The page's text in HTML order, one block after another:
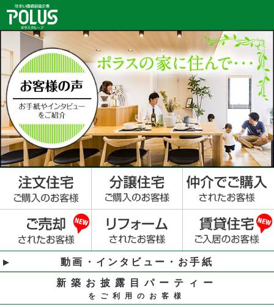
動画・インタビュー・お手紙
新築お披露目パーティー
をご利用のお客様